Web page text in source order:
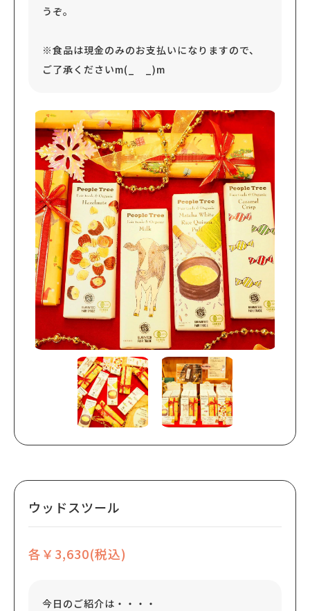
うぞ。
※食品は現金のみのお支払いになりますので、
ご了承くださいm(_ _)m
ウッドスツール
各￥3,630(税込)
今日のご紹介は・・・・